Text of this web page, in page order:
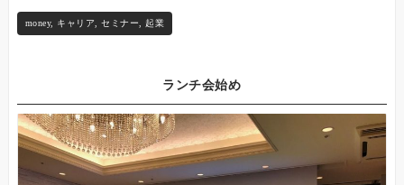
money, キャリア ,セミナー ,起業
ランチ会始め